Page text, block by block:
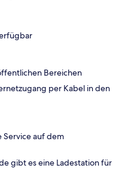
Bereichen
per Kabel in den
Service auf dem
gibt es eine Ladestation für